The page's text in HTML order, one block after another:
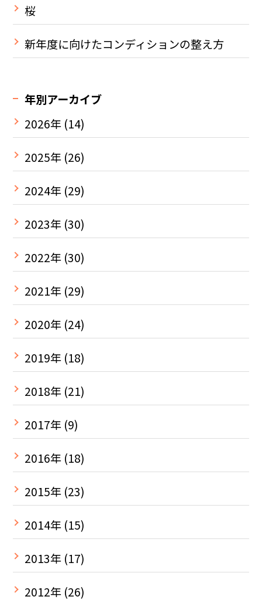
桜
新年度に向けたコンディションの整え方
年別アーカイブ
2026年 (14)
2025年 (26)
2024年 (29)
2023年 (30)
2022年 (30)
2021年 (29)
2020年 (24)
2019年 (18)
2018年 (21)
2017年 (9)
2016年 (18)
2015年 (23)
2014年 (15)
2013年 (17)
2012年 (26)